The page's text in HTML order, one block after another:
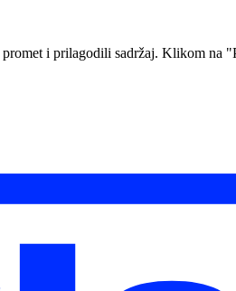
i prilagodili sadržaj. Klikom na